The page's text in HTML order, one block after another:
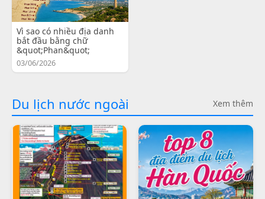
Vì sao có nhiều địa danh
bắt đầu bằng chữ
&quot;Phan&quot;
03/06/2026
Du lịch nước ngoài Xem thêm